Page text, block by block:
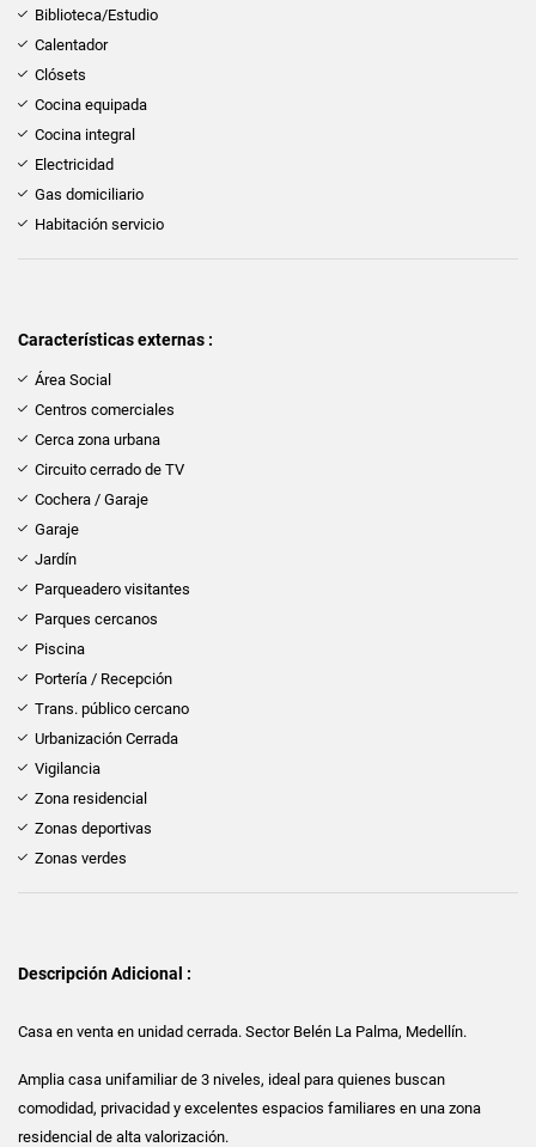
Biblioteca/Estudio
Calentador
Clósets
Cocina equipada
Cocina integral
Electricidad
Gas domiciliario
Habitación servicio
Características externas :
Área Social
Centros comerciales
Cerca zona urbana
Circuito cerrado de TV
Cochera / Garaje
Garaje
Jardín
Parqueadero visitantes
Parques cercanos
Piscina
Portería / Recepción
Trans. público cercano
Urbanización Cerrada
Vigilancia
Zona residencial
Zonas deportivas
Zonas verdes
Descripción Adicional :
Casa en venta en unidad cerrada. Sector Belén La Palma, Medellín.
Amplia casa unifamiliar de 3 niveles, ideal para quienes buscan
comodidad, privacidad y excelentes espacios familiares en una zona
residencial de alta valorización.